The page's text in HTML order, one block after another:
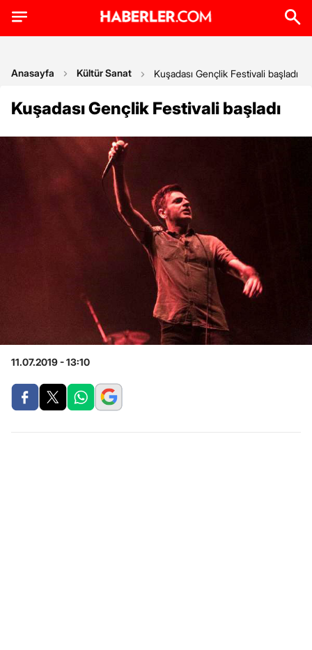
Anasayfa Kültür Sanat Kuşadası Gençlik Festivali başladı
Kuşadası Gençlik Festivali başladı
11.07.2019 - 13:10